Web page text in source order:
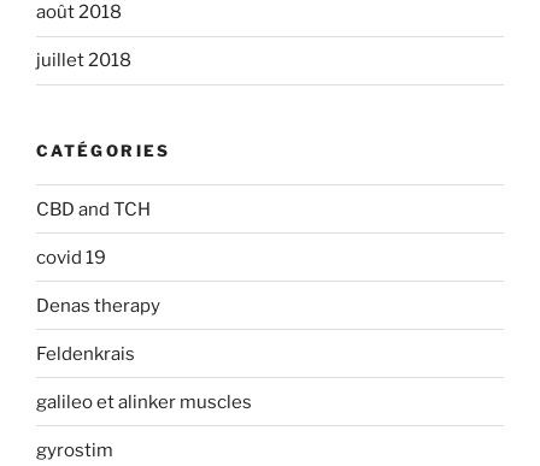
août 2018
juillet 2018
CATÉGORIES
CBD and TCH
covid 19
Denas therapy
Feldenkrais
galileo et alinker muscles
gyrostim